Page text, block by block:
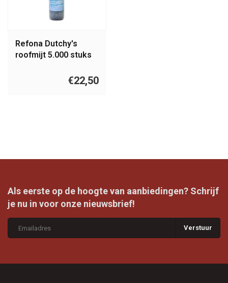
Refona Dutchy's
roofmijt 5.000 stuks
€22,50
Als eerste op de hoogte van aanbiedingen? Schrijf
je nu in voor onze nieuwsbrief!
Verstuur